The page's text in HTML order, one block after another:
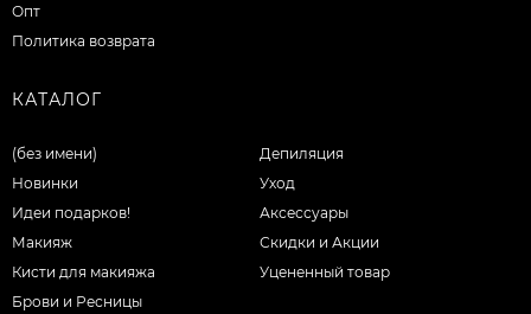
Опт
Политика возврата
КАТАЛОГ
(без имени)
Новинки
Идеи подарков!
Макияж
Кисти для макияжа
Брови и Ресницы
Депиляция
Уход
Аксессуары
Скидки и Акции
Уцененный товар